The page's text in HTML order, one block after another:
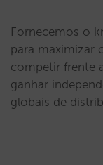
Fornecemos o
para maximizar
competir frente
ganhar
globais de